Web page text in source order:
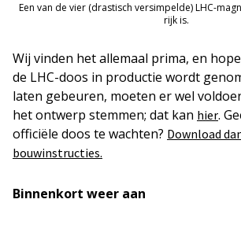
Een van de vier (drastisch versimpelde) LHC-
rijk is.
Wij vinden het allemaal prima, en
de LHC-doos in productie wordt
laten gebeuren, moeten er wel
het ontwerp stemmen; dat kan hier.
officiële doos te wachten? Download
bouwinstructies.
Binnenkort weer aan